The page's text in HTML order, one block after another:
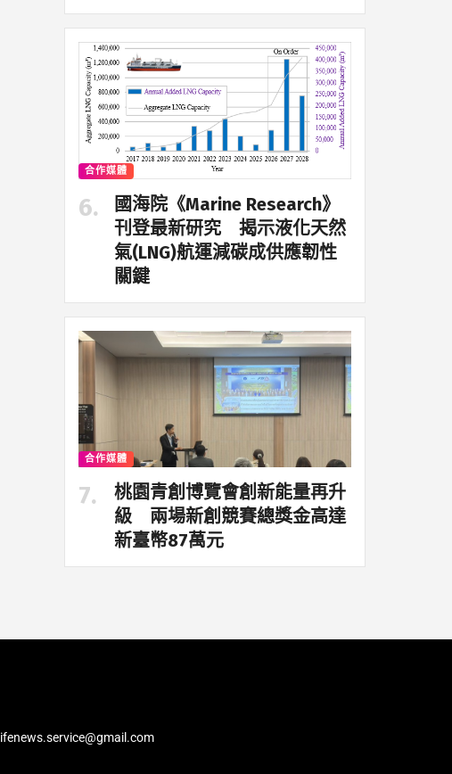
合作媒體
國海院《Marine Research》
刊登最新研究 揭示液化天然
氣(LNG)航運減碳成供應韌性
關鍵
合作媒體
桃園青創博覽會創新能量再升
級 兩場新創競賽總獎金高達
新臺幣87萬元
lifenews.service@gmail.com